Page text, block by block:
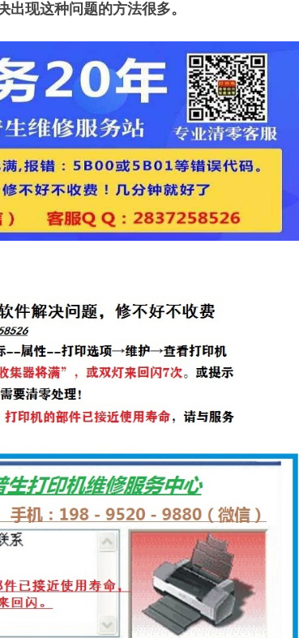
现这种问题的方法很多。